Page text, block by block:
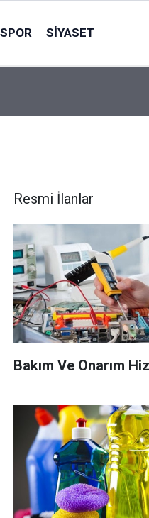
SPOR SIYASET
Resmi İlanlar
Bakım Ve Onarım